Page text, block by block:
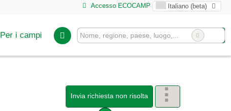
Accesso ECOCAMP Italiano (beta)
Per i campi
Invia richiesta non risolta